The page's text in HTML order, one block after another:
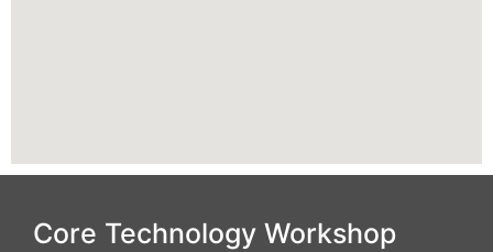
Core Technology Workshop